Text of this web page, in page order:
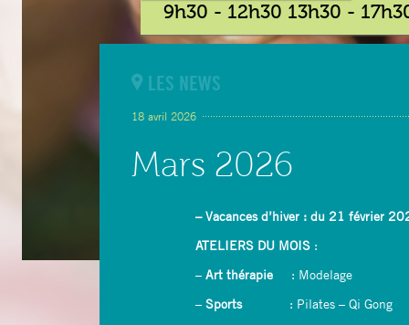
9h30 - 12h30 13h30 -
LES NEWS
18 avril 2026
Mars 2026
– Vacances d’hiver : du 21 février
ATELIERS DU MOIS :
– Art thérapie : Modelage
– Sports
: Pilates – Qi Gong